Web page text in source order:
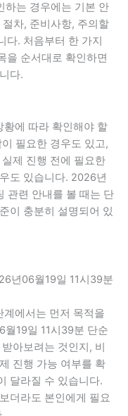
하는 경우에는 기본 안
차, 준비사항, 주의할
다. 처음부터 한 가지
을 순서대로 확인하면
다.
에 따라 확인해야 할
필요한 경우도 있고,
제 진행 전에 필요한
도 있습니다. 2026년
관련 안내를 볼 때는 단
이 충분히 설명되어 있
년06월19일 11시39분
에서는 먼저 목적을
19일 11시39분 단순
아보려는 것인지, 비
진행 가능 여부를 확
달라질 수 있습니다.
더라도 본인에게 필요